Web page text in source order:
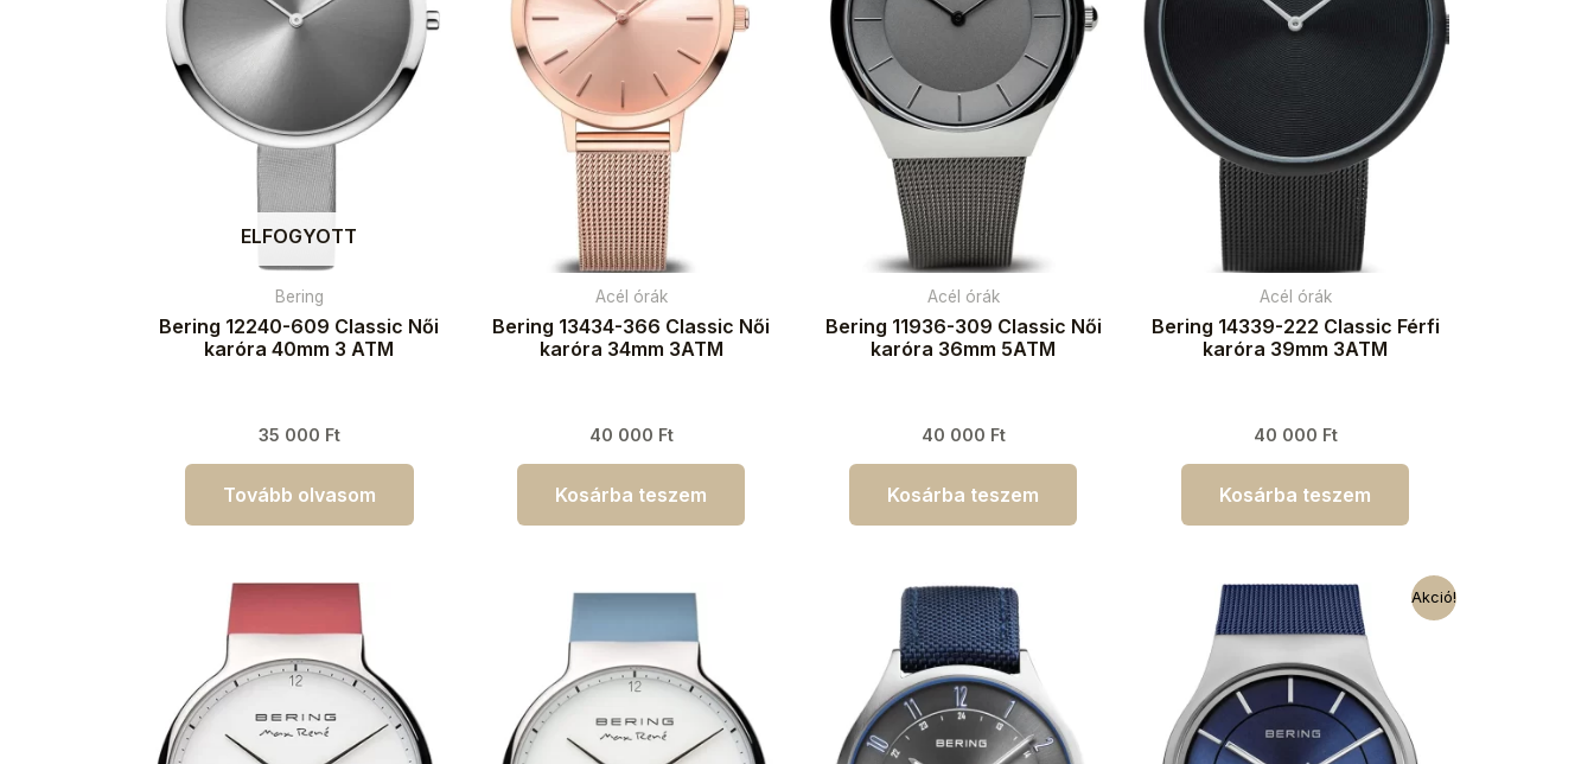
ELFOGYOTT
Bering
Bering 12240-609 Classic Női
karóra 40mm 3 ATM
35 000 Ft
Tovább olvasom
Acél órák
Bering 13434-366 Classic Női
karóra 34mm 3ATM
40 000 Ft
Kosárba teszem
Acél órák
Bering 11936-309 Classic Női
karóra 36mm 5ATM
40 000 Ft
Kosárba teszem
Acél órák
Bering 14339-222 Classic Férfi
karóra 39mm 3ATM
40 000 Ft
Kosárba teszem
Akció!